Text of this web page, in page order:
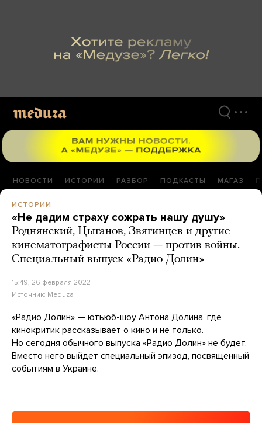
НОВОСТИ ИСТОРИИ РАЗБОР ПОДКАСТЫ МАГАЗ
ИСТОРИИ
«Не дадим страху сожрать нашу душу»
Роднянский, Цыганов, Звягинцев и другие
кинематографисты России — против войны.
Специальный выпуск «Радио Долин»
15:49, 26 февраля 2022
Источник: Meduza
«Радио Долин» — ютьюб-шоу Антона Долина, где
кинокритик рассказывает о кино и не только.
Но сегодня обычного выпуска «Радио Долин» не будет.
Вместо него выйдет специальный эпизод, посвященный
событиям в Украине.